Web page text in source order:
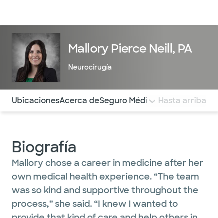
Mallory Pierce Neill, PA
Neurocirugía
Utilice esta navegación para saltar rápidamente a
UbicacionesAcerca deSeguro Médico COMENTARIOS
Hasta arriba
Biografía
Mallory chose a career in medicine after her
own medical health experience. “The team
was so kind and supportive throughout the
process,” she said. “I knew I wanted to